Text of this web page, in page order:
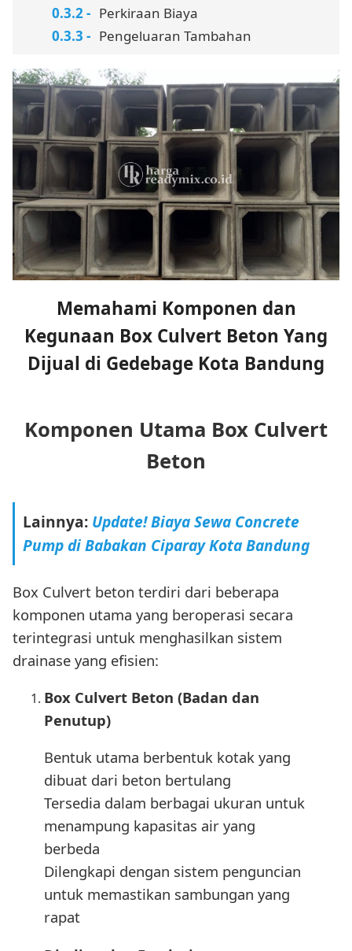
Perkiraan Biaya
Pengeluaran Tambahan
Memahami Komponen dan
Kegunaan Box Culvert Beton Yang
Dijual di Gedebage Kota Bandung
Komponen Utama Box Culvert
Beton
Lainnya: Update! Biaya Sewa Concrete
Pump di Babakan Ciparay Kota Bandung
Box Culvert beton terdiri dari beberapa
komponen utama yang beroperasi secara
terintegrasi untuk menghasilkan sistem
drainase yang efisien:
Box Culvert Beton (Badan dan
Penutup)
Bentuk utama berbentuk kotak yang
dibuat dari beton bertulang
Tersedia dalam berbagai ukuran untuk
menampung kapasitas air yang
berbeda
Dilengkapi dengan sistem penguncian
untuk memastikan sambungan yang
rapat